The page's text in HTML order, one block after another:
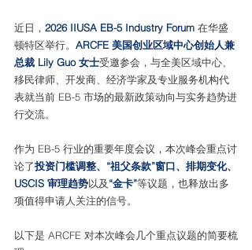
近日， 2026 IIUSA EB-5 Industry Forum 在华盛
顿特区举行。 ARCFE 美国创业区域中心创始人兼
总裁 Lily Guo 女士受邀参会，与全美区域中心、
移民律师、开发商、经济学家及专业服务机构代
表就当前 EB-5 市场的最新政策动向与实务趋势进
行交流。
作为 EB-5 行业的重要年度会议，本次峰会重点讨
论了投资门槛调整、“祖父条款”窗口、排期变化、
USCIS 审理趋势以及“金卡”等议题，也释放出多
项值得申请人关注的信号。
以下是 ARCFE 对本次峰会几个重点议题的简要梳